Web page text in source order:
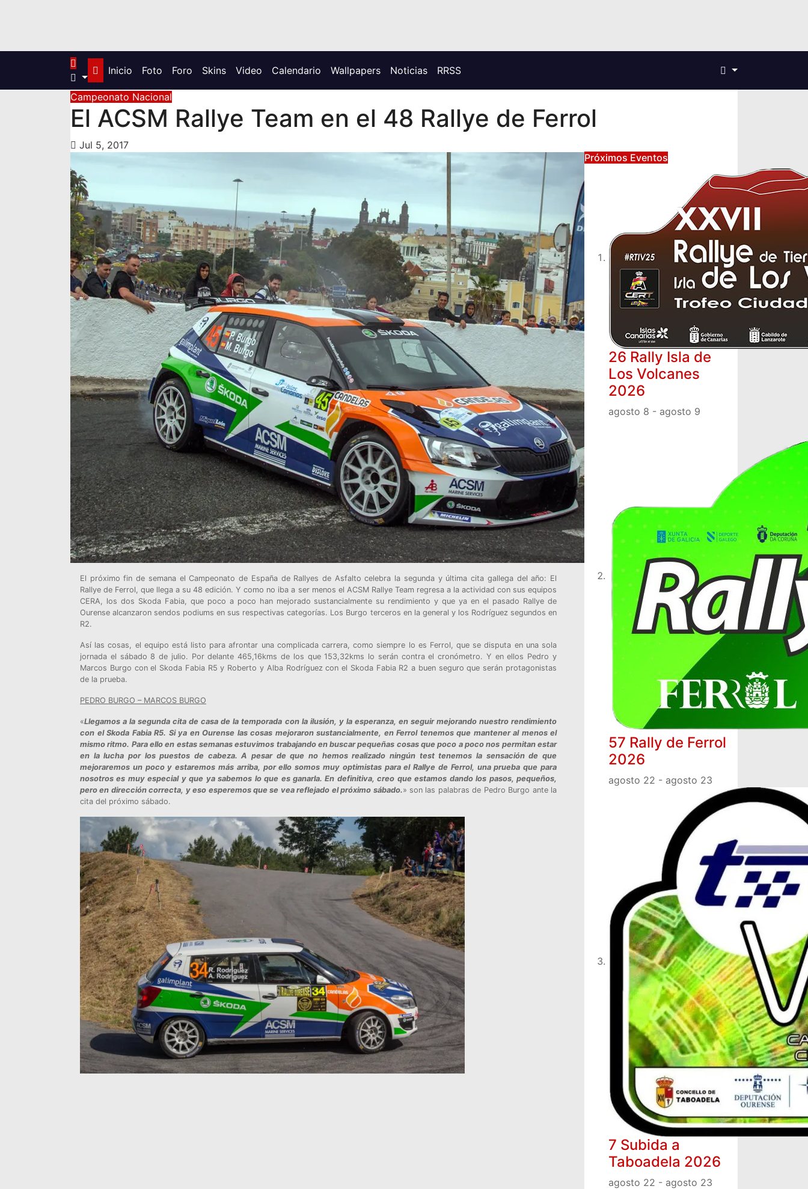
Inicio Foto Foro Skins Video Calendario Wallpapers Noticias RRSS
Campeonato Nacional
El ACSM Rallye Team en el 48 Rallye de Ferrol
Jul 5, 2017
El próximo fin de semana el Campeonato de España de Rallyes de Asfalto celebra la segunda y última cita gallega del año: El
Rallye de Ferrol, que llega a su 48 edición. Y como no iba a ser menos el ACSM Rallye Team regresa a la actividad con sus equipos
CERA, los dos Skoda Fabia, que poco a poco han mejorado sustancialmente su rendimiento y que ya en el pasado Rallye de
Ourense alcanzaron sendos podiums en sus respectivas categorías. Los Burgo terceros en la general y los Rodríguez segundos en
R2.
Así las cosas, el equipo está listo para afrontar una complicada carrera, como siempre lo es Ferrol, que se disputa en una sola
jornada el sábado 8 de julio. Por delante 465,16kms de los que 153,32kms lo serán contra el cronómetro. Y en ellos Pedro y
Marcos Burgo con el Skoda Fabia R5 y Roberto y Alba Rodríguez con el Skoda Fabia R2 a buen seguro que serán protagonistas
de la prueba.
PEDRO BURGO – MARCOS BURGO
«Llegamos a la segunda cita de casa de la temporada con la ilusión, y la esperanza, en seguir mejorando nuestro rendimiento
con el Skoda Fabia R5. Si ya en Ourense las cosas mejoraron sustancialmente, en Ferrol tenemos que mantener al menos el
mismo ritmo. Para ello en estas semanas estuvimos trabajando en buscar pequeñas cosas que poco a poco nos permitan estar
en la lucha por los puestos de cabeza. A pesar de que no hemos realizado ningún test tenemos la sensación de que
mejoraremos un poco y estaremos más arriba, por ello somos muy optimistas para el Rallye de Ferrol, una prueba que para
nosotros es muy especial y que ya sabemos lo que es ganarla. En definitiva, creo que estamos dando los pasos, pequeños,
pero en dirección correcta, y eso esperemos que se vea reflejado el próximo sábado.» son las palabras de Pedro Burgo ante la
cita del próximo sábado.
Próximos Eventos
26 Rally Isla de
Los Volcanes
2026
agosto 8 - agosto 9
57 Rally de Ferrol
2026
agosto 22 - agosto 23
7 Subida a
Taboadela 2026
agosto 22 - agosto 23